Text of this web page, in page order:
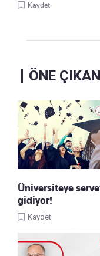
Kaydet
ÖNE
Üniversiteye
gidiyor!
Kaydet